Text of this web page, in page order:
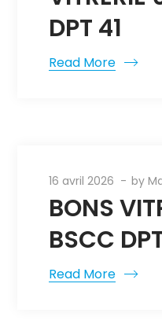
DPT 41
Read More
16 avril 2026 by
BONS
BSCC
Read More